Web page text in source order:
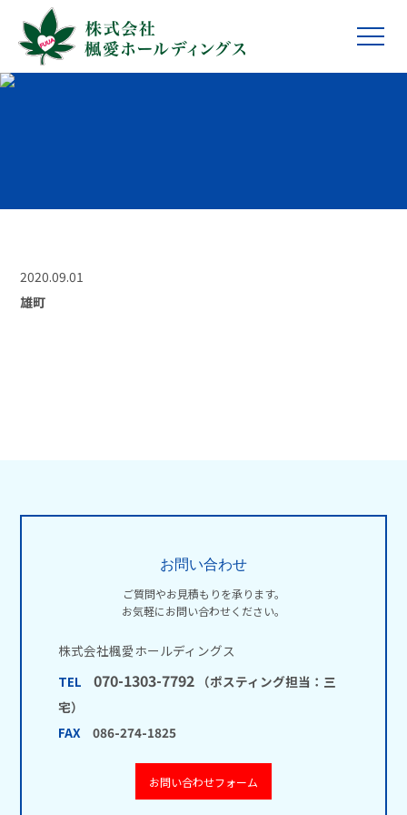
2020.09.01
雄町
お問い合わせ
ご質問やお見積もりを承ります。
お気軽にお問い合わせください。
株式会社楓愛ホールディングス
TEL
070-1303-7792 （ポスティング担当：三
宅）
FAX
086-274-1825
お問い合わせフォーム